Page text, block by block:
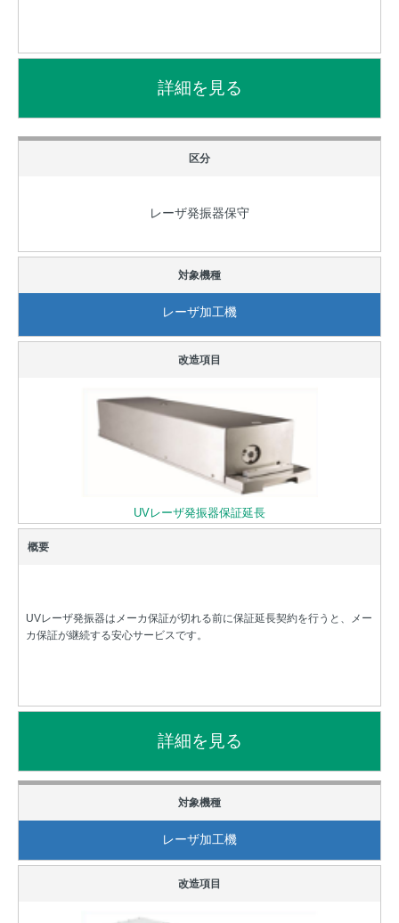
レーザ発振器保守
レーザ加工機
UVレーザ発振器保証延長
UVレーザ発振器はメーカ保証が切れる前に保証延長契約を行うと、メー
カ保証が継続する安心サービスです。
レーザ加工機